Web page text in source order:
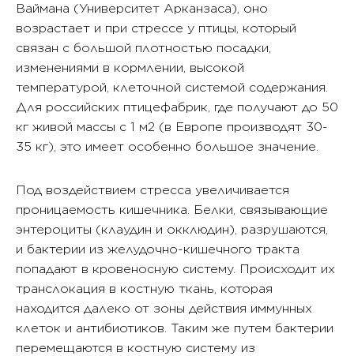
Ваймана (Университет Арканзаса), оно
возрастает и при стрессе у птицы, который
связан с большой плотностью посадки,
изменениями в кормлении, высокой
температурой, клеточной системой содержания.
Для российских птицефабрик, где получают до 50
кг живой массы с 1 м2 (в Европе производят 30-
35 кг), это имеет особенно большое значение.
Под воздействием стресса увеличивается
проницаемость кишечника. Белки, связывающие
энтероциты (клаудин и окклюдин), разрушаются,
и бактерии из желудочно-кишечного тракта
попадают в кровеносную систему. Происходит их
транслокация в костную ткань, которая
находится далеко от зоны действия иммунных
клеток и антибиотиков. Таким же путем бактерии
перемещаются в костную систему из